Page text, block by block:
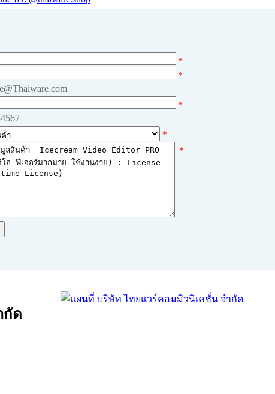
*
*
*
*
*
กัด